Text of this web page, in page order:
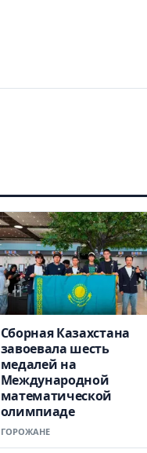
Сборная Казахстана
завоевала шесть
медалей на
Международной
математической
олимпиаде
ГОРОЖАНЕ